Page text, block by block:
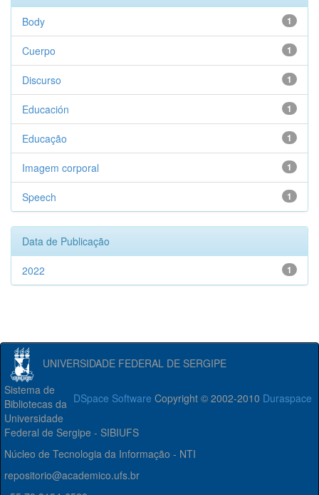
1
Body
1
Cuerpo
1
Discurso
1
Educación
1
Educação
1
Imagem corporal
1
Speech
Data de Publicação
1
2022
UNIVERSIDADE FEDERAL DE SERGIPE
DSpace Software Copyright © 2002-2010 Duraspace
Sistema de
Bibliotecas da
Universidade
Federal de Sergipe - SIBIUFS
Núcleo de Tecnologia da Informação - NTI
repositorio@academico.ufs.br